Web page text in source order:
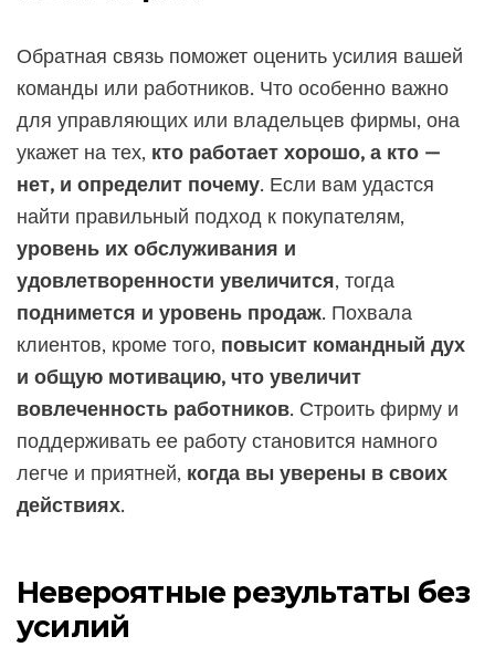
Обратная связь поможет оценить усилия вашей
команды или работников. Что особенно важно
для управляющих или владельцев фирмы, она
укажет на тех, кто работает хорошо, а кто —
нет, и определит почему. Если вам удастся
найти правильный подход к покупателям,
уровень их обслуживания и
удовлетворенности увеличится, тогда
поднимется и уровень продаж. Похвала
клиентов, кроме того, повысит командный дух
и общую мотивацию, что увеличит
вовлеченность работников. Строить фирму и
поддерживать ее работу становится намного
легче и приятней, когда вы уверены в своих
действиях.
Невероятные результаты без
усилий